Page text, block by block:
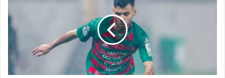
sais
coach
Benyahia